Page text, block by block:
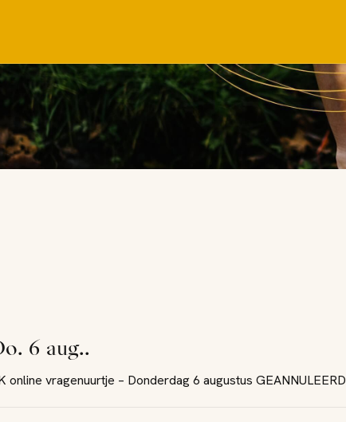
do. 6 aug..
online vragenuurtje – Donderdag 6 augustus GEANNULEERD